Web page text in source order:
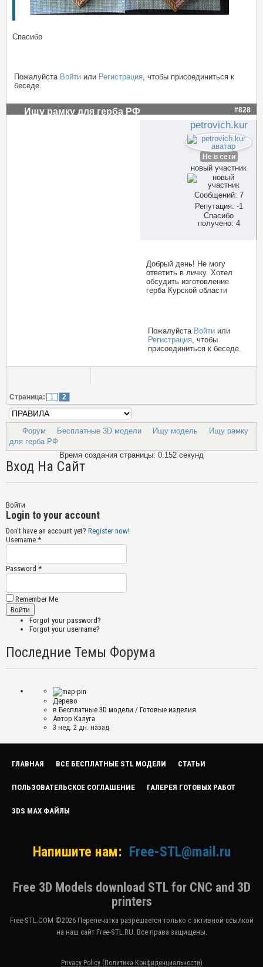
Спасибо
Пожалуйста Войти или Регистрация , чтобы присоединиться к
беседе.
Ищу рамку для герба РФ #828
petrovich.kur
Не в сети
новый участник
Сообщений: 7
Репутация: -1
Спасибо
получено: 4
Добрый день! Не могу
ответить в личку. Хотел
обсудить изготовление
герба Курской области
Пожалуйста Войти или
Регистрация , чтобы
присоединиться к беседе.
Страница: 1 2
Форум Бесплатные 3D модели Ищу модель
Ищу рамку
для герба РФ
Время создания страницы: 0.152 секунд
Вход На Сайт
Войти
Login to your account
Don't have an account yet? Register now!
Username *
Password *
Remember Me
Forgot your password?
Forgot your username?
Последние Темы Форума
Дерево
в Бесплатные 3D модели / Готовые изделия
Автор Калуга
3 нед. 2 дн. назад
ГЛАВНАЯ ВСЕ БЕСПЛАТНЫЕ STL МОДЕЛИ СТАТЬИ
ПОЛЬЗОВАТЕЛЬСКОЕ СОГЛАШЕНИЕ ГАЛЕРЕЯ ГОТОВЫХ РАБОТ
3DS MAX ФАЙЛЫ
Напишите нам: Free-STL@mail.ru
Free 3D Models download STL for CNC and 3D
printers
Free-STL.COM ©2026 Перепечатка разрешается только с активной ссылкой
на наш сайт Free-STL.RU. Все права защищены.
Privacy Policy (Политика Конфиденциальности)